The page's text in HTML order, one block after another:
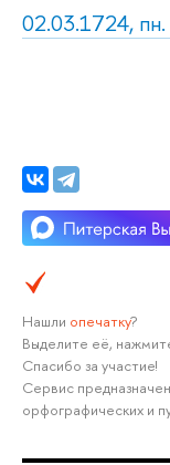
02.03.1724,
Нашли опечатку?
Выделите её,
Спасибо за участие!
Сервис
орфографических и